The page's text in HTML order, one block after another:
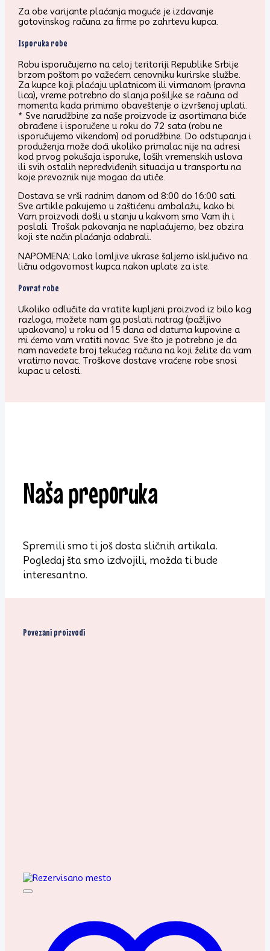
Za obe varijante plaćanja moguće je izdavanje
gotovinskog računa za firme po zahrtevu kupca.
Isporuka robe
Robu isporučujemo na celoj teritoriji Republike Srbije
brzom poštom po važećem cenovniku kurirske službe.
Za kupce koji plaćaju uplatnicom ili virmanom (pravna
lica), vreme potrebno do slanja pošiljke se računa od
momenta kada primimo obaveštenje o izvršenoj uplati.
* Sve narudžbine za naše proizvode iz asortimana biće
obrađene i isporučene u roku do 72 sata (robu ne
isporučujemo vikendom) od porudžbine. Do odstupanja i
produženja može doći ukoliko primalac nije na adresi
kod prvog pokušaja isporuke, loših vremenskih uslova
ili svih ostalih nepredviđenih situacija u transportu na
koje prevoznik nije mogao da utiče.
Dostava se vrši radnim danom od 8:00 do 16:00 sati.
Sve artikle pakujemo u zaštićenu ambalažu, kako bi
Vam proizvodi došli u stanju u kakvom smo Vam ih i
poslali. Trošak pakovanja ne naplaćujemo, bez obzira
koji ste način plaćanja odabrali.
NAPOMENA: Lako lomljive ukrase šaljemo isključivo na
ličnu odgovornost kupca nakon uplate za iste.
Povrat robe
Ukoliko odlučite da vratite kupljeni proizvod iz bilo kog
razloga, možete nam ga poslati natrag (pažljivo
upakovano) u roku od 15 dana od datuma kupovine a
mi ćemo vam vratiti novac. Sve što je potrebno je da
nam navedete broj tekućeg računa na koji želite da vam
vratimo novac. Troškove dostave vraćene robe snosi
kupac u celosti.
Naša preporuka
Spremili smo ti još dosta sličnih artikala.
Pogledaj šta smo izdvojili, možda ti bude
interesantno.
Povezani proizvodi